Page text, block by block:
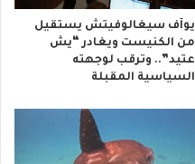
يوآف سيغالوفيتش يستقيل
من الكنيست ويغادر “يش
عتيد”.. وترقب لوجهته
السياسية المقبلة